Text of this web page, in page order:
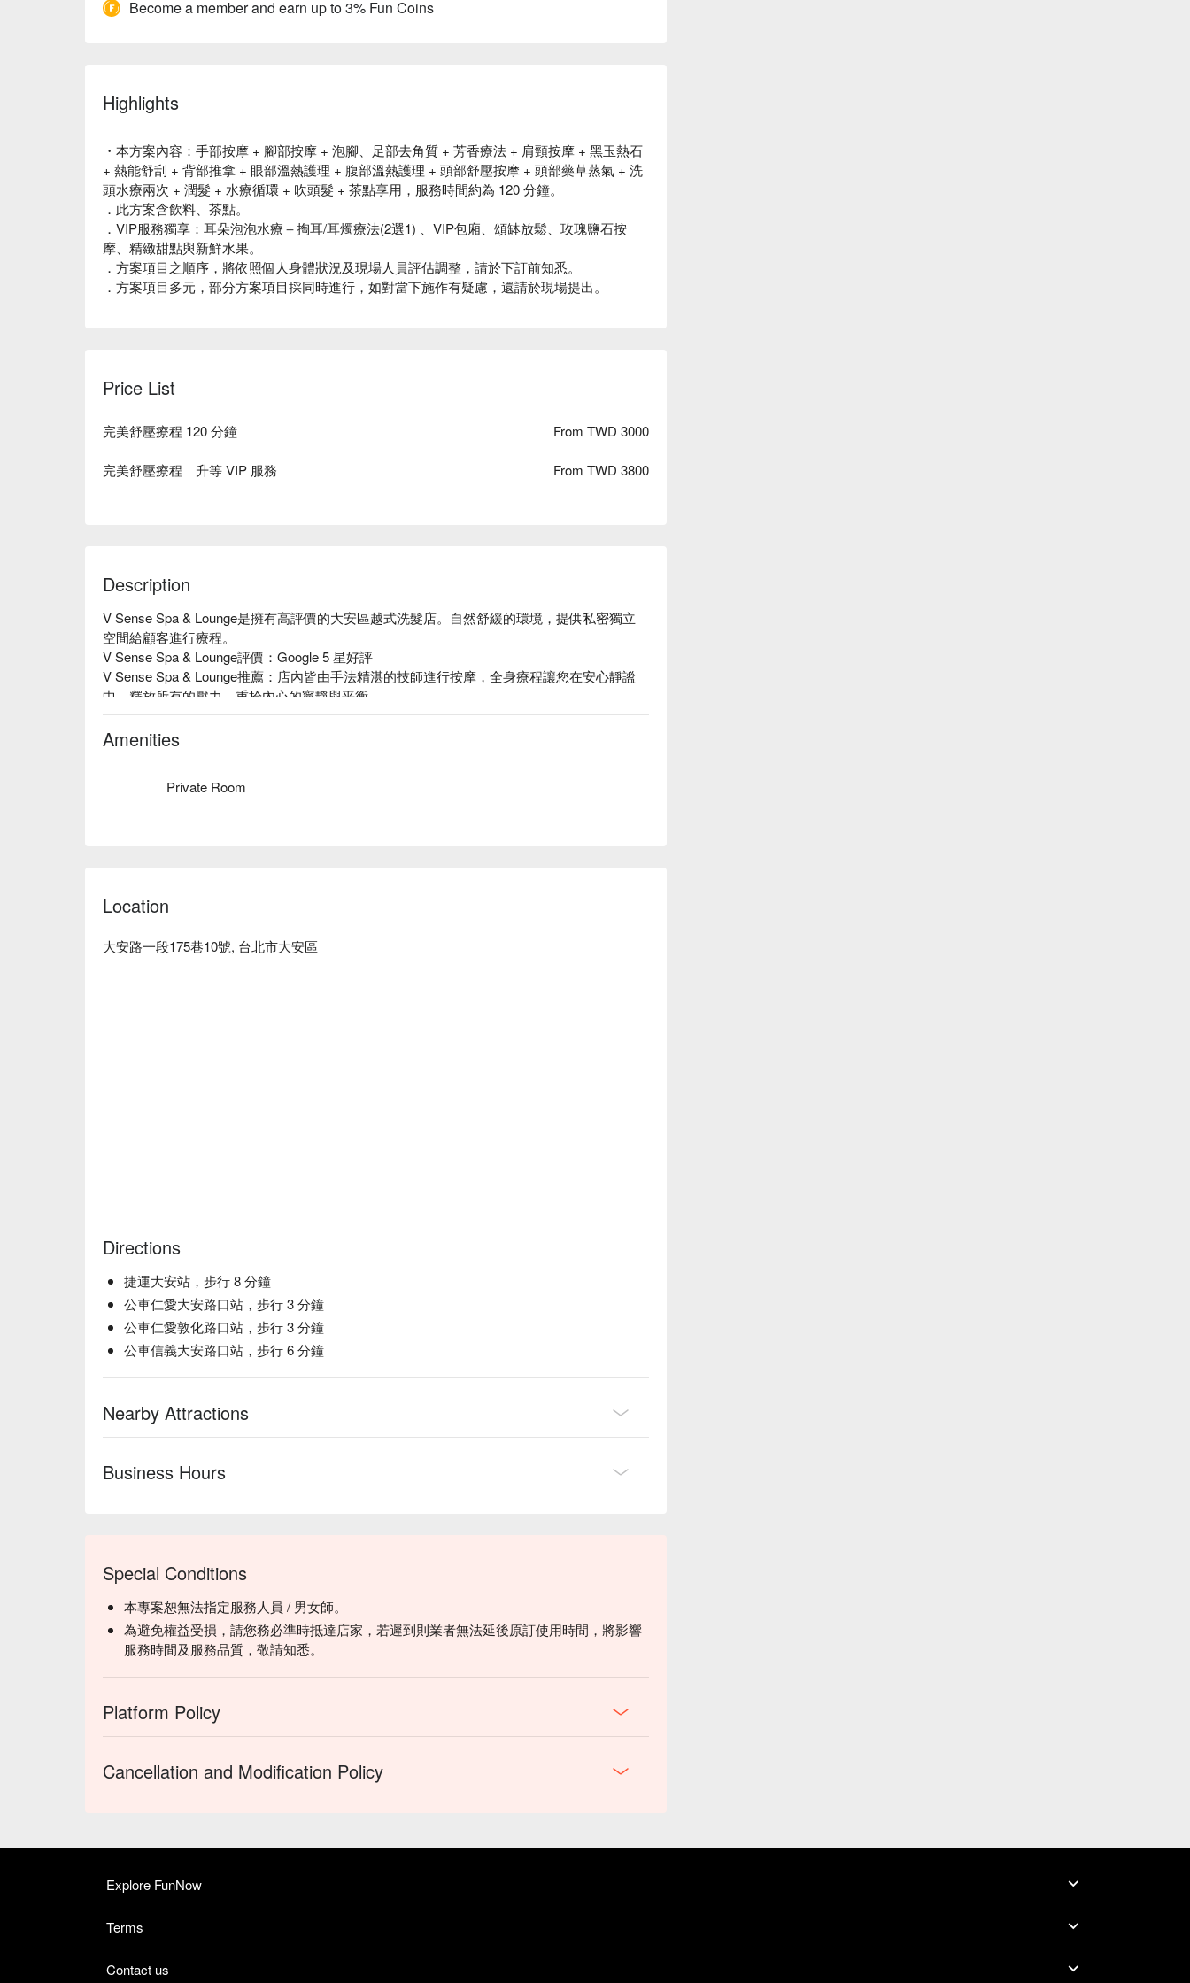
Become a member and earn up to 3% Fun Coins
Highlights
・本方案內容：手部按摩 + 腳部按摩 + 泡腳、足部去角質 + 芳香療法 + 肩頸按摩 + 黑玉熱石
+ 熱能舒刮 + 背部推拿 + 眼部溫熱護理 + 腹部溫熱護理 + 頭部舒壓按摩 + 頭部藥草蒸氣 + 洗
頭水療兩次 + 潤髮 + 水療循環 + 吹頭髮 + 茶點享用，服務時間約為 120 分鐘。
．此方案含飲料、茶點。
．VIP服務獨享：耳朵泡泡水療＋掏耳/耳燭療法(2選1) 、VIP包廂、頌缽放鬆、玫瑰鹽石按
摩、精緻甜點與新鮮水果。
．方案項目之順序，將依照個人身體狀況及現場人員評估調整，請於下訂前知悉。
．方案項目多元，部分方案項目採同時進行，如對當下施作有疑慮，還請於現場提出。
Price List
完美舒壓療程 120 分鐘 From TWD 3000
完美舒壓療程｜升等 VIP 服務 From TWD 3800
Description
V Sense Spa & Lounge是擁有高評價的大安區越式洗髮店。自然舒緩的環境，提供私密獨立
空間給顧客進行療程。
V Sense Spa & Lounge評價：Google 5 星好評
V Sense Spa & Lounge推薦：店內皆由手法精湛的技師進行按摩，全身療程讓您在安⼼靜謐
中，釋放所有的壓⼒，重拾內⼼的寧靜與平衡。
V Sense Spa & Lounge 預約、V Sense Spa & Lounge 價格、V Sense Spa & Lounge 優惠立
刻查看⬇︎
Amenities
Private Room
Location
大安路一段175巷10號, 台北市大安區
Directions
捷運大安站，步行 8 分鐘
公車仁愛大安路口站，步行 3 分鐘
公車仁愛敦化路口站，步行 3 分鐘
公車信義大安路口站，步行 6 分鐘
Nearby Attractions
Business Hours
Special Conditions
本專案恕無法指定服務人員 / 男女師。
為避免權益受損，請您務必準時抵達店家，若遲到則業者無法延後原訂使用時間，將影響
服務時間及服務品質，敬請知悉。
Platform Policy
Cancellation and Modification Policy
Explore FunNow
Terms
Contact us